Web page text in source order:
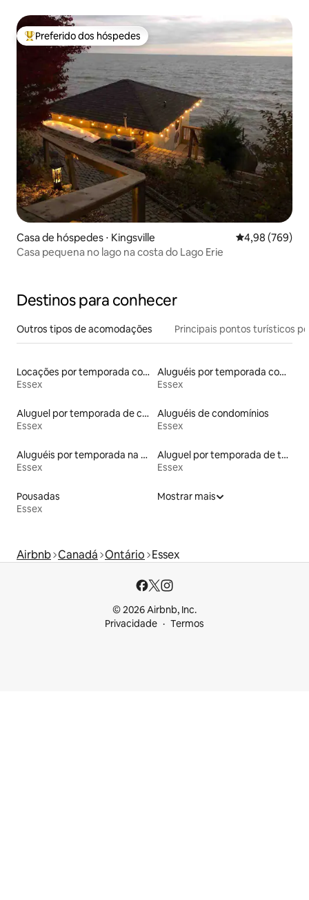
Entre os melhores preferidos dos hóspedes
Preferido dos hóspedes
Casa de hóspedes ⋅ Kingsville 4,98 de uma
4,98 (769)
Casa pequena no lago na costa do Lago Erie
Destinos para conhecer
Outros tipos de acomodações Principais pontos turísticos
Locações por temporada com piscina
Essex
Aluguéis por temporada com acesso ao lago
Essex
Aluguel por temporada de casas de hóspedes
Essex
Aluguéis de condomínios
Essex
Aluguéis por temporada na orla
Essex
Aluguel por temporada de townhouses
Essex
Pousadas
Essex
Mostrar mais
Airbnb Canadá Ontário Essex
© 2026 Airbnb, Inc.
Privacidade
Termos